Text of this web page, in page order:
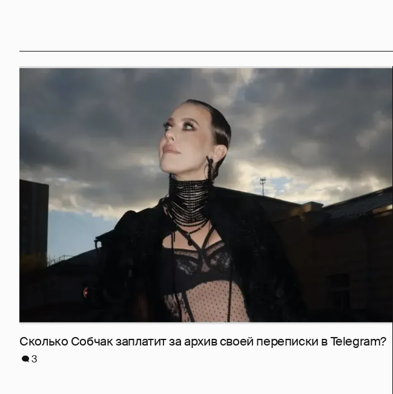
Сколько Собчак заплатит за архив своей перeписки в Telegram?
3